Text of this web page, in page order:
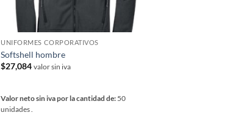
página
de
producto
UNIFORMES CORPORATIVOS
Softshell hombre
$27,084 valor sin iva
Valor neto sin iva por la cantidad de: 50
unidades .